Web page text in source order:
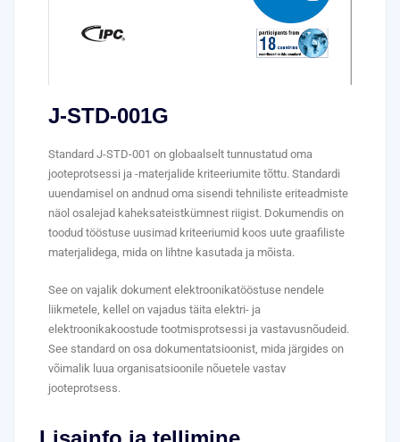
J-STD-001G
Standard J-STD-001 on globaalselt tunnustatud oma
jooteprotsessi ja -materjalide kriteeriumite tõttu. Standardi
uuendamisel on andnud oma sisendi tehniliste eriteadmiste
näol osalejad kaheksateistkümnest riigist. Dokumendis on
toodud tööstuse uusimad kriteeriumid koos uute graafiliste
materjalidega, mida on lihtne kasutada ja mõista.
See on vajalik dokument elektroonikatööstuse nendele
liikmetele, kellel on vajadus täita elektri- ja
elektroonikakoostude tootmisprotsessi ja vastavusnõudeid.
See standard on osa dokumentatsioonist, mida järgides on
võimalik luua organisatsioonile nõuetele vastav
jooteprotsess.